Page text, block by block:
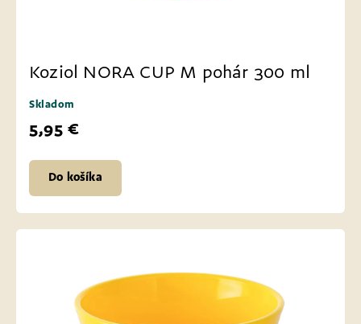
Koziol NORA CUP M pohár 300 ml
Skladom
5,95 €
Do košíka